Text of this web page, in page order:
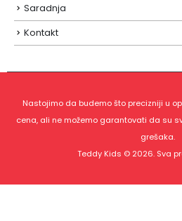
Saradnja
Kontakt
Nastojimo da budemo što precizniji u
cena, ali ne možemo garantovati da su
grešaka.
Teddy Kids © 2026. Sva